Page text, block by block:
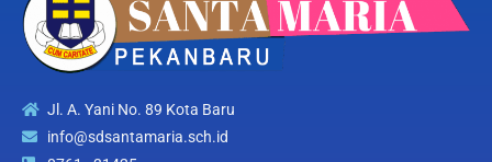
Jl. A. Yani No. 89 Kota Baru
info@sdsantamaria.sch.id